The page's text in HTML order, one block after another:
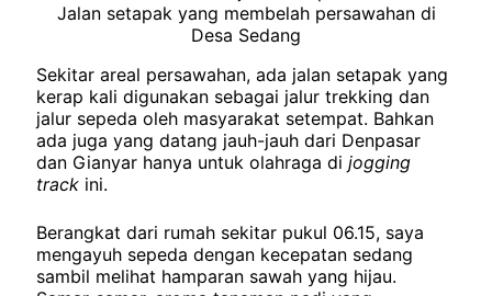
Jalan setapak yang membelah persawahan di
Desa Sedang
Sekitar areal persawahan, ada jalan setapak yang
kerap kali digunakan sebagai jalur trekking dan
jalur sepeda oleh masyarakat setempat. Bahkan
ada juga yang datang jauh-jauh dari Denpasar
dan Gianyar hanya untuk olahraga di jogging
track ini.
Berangkat dari rumah sekitar pukul 06.15, saya
mengayuh sepeda dengan kecepatan sedang
sambil melihat hamparan sawah yang hijau.